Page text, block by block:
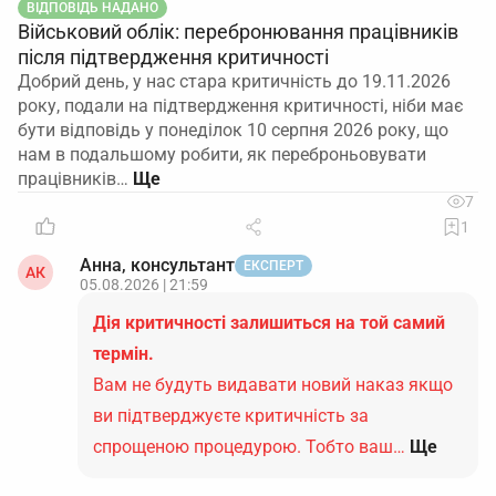
ВІДПОВІДЬ НАДАНО
Військовий облік: перебронювання працівників
після підтвердження критичності
Добрий день, у нас стара критичність до 19.11.2026
року, подали на підтвердження критичності, ніби має
бути відповідь у понеділок 10 серпня 2026 року, що
нам в подальшому робити, як переброньовувати
працівників…
7
1
АК Анна, консультант ЕКСПЕРТ
05.08.2026 | 21:59
Дія критичності залишиться на той самий
термін.
Вам не будуть видавати новий наказ якщо
ви підтверджуєте критичність за
спрощеною процедурою. Тобто ваш… Ще